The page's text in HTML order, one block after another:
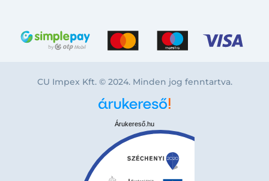
CU Impex Kft. © 2024. Minden jog fenntartva.
Árukereső.hu